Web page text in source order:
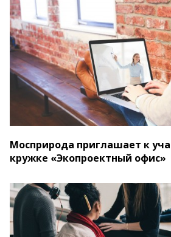
Мосприрода приглашает к
кружке «Экопроектный офис»